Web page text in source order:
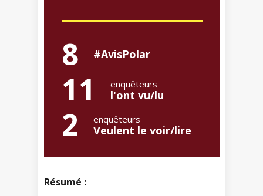
8 #AvisPolar
11 enquêteurs
l'ont vu/lu
2 enquêteurs
Veulent le voir/lire
Résumé :